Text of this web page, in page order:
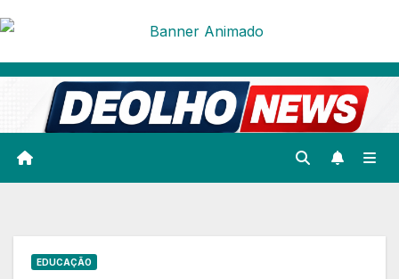
Skip
content
EDUCAÇÃO